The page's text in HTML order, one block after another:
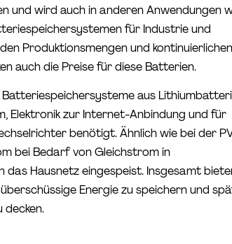
und wird auch in anderen Anwendungen
für Industrie und
Produktionsmengen und kontinuierlichen
auch die Preise für diese Batterien.
aus
Elektronik zur Internet-Anbindung und für
benötigt. Ähnlich wie bei der
bei Bedarf von Gleichstrom in
Hausnetz eingespeist. Insgesamt
Energie zu speichern und